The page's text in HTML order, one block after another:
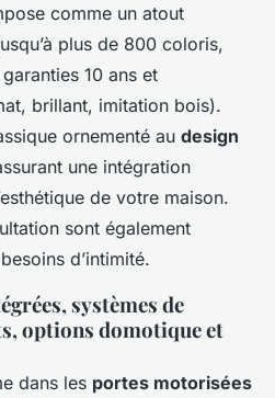
comme un atout
plus de 800 coloris,
10 ans et
brillant, imitation bois).
ornementé au design
une intégration
de votre maison.
sont également
d’intimité.
systèmes de
options domotique et
dans les portes motorisées